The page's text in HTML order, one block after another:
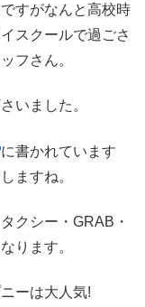
すがなんと高校時
スクールで過ごさ
フさん。
いました。
に書かれています
ますね。
クシー・GRAB・
ります。
ーは大人気!